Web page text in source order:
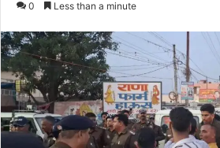
d
a
n
e
m
a
0 Less than a minute